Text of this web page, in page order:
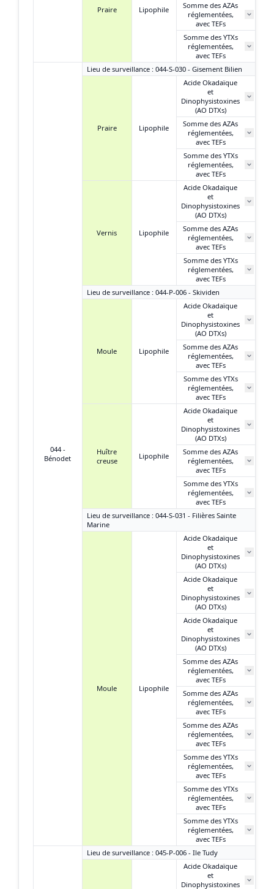
Praire Lipophile
Somme des AZAs
réglementées,
avec TEFs
Somme des YTXs
réglementées,
avec TEFs
044 -
Bénodet
Lieu de surveillance : 044-S-030 - Gisement Bilien
Praire Lipophile
Acide Okadaïque
et
Dinophysistoxines
(AO DTXs)
Somme des AZAs
réglementées,
avec TEFs
Somme des YTXs
réglementées,
avec TEFs
Vernis Lipophile
Acide Okadaïque
et
Dinophysistoxines
(AO DTXs)
Somme des AZAs
réglementées,
avec TEFs
Somme des YTXs
réglementées,
avec TEFs
Lieu de surveillance : 044-P-006 - Skividen
Moule Lipophile
Acide Okadaïque
et
Dinophysistoxines
(AO DTXs)
Somme des AZAs
réglementées,
avec TEFs
Somme des YTXs
réglementées,
avec TEFs
Huître
creuse
Lipophile
Acide Okadaïque
et
Dinophysistoxines
(AO DTXs)
Somme des AZAs
réglementées,
avec TEFs
Somme des YTXs
réglementées,
avec TEFs
Lieu de surveillance : 044-S-031 - Filières Sainte
Marine
Moule Lipophile
Acide Okadaïque
et
Dinophysistoxines
(AO DTXs)
Acide Okadaïque
et
Dinophysistoxines
(AO DTXs)
Acide Okadaïque
et
Dinophysistoxines
(AO DTXs)
Somme des AZAs
réglementées,
avec TEFs
Somme des AZAs
réglementées,
avec TEFs
Somme des AZAs
réglementées,
avec TEFs
Somme des YTXs
réglementées,
avec TEFs
Somme des YTXs
réglementées,
avec TEFs
Somme des YTXs
réglementées,
avec TEFs
Lieu de surveillance : 045-P-006 - Ile Tudy
Acide Okadaïque
et
Dinophysistoxines